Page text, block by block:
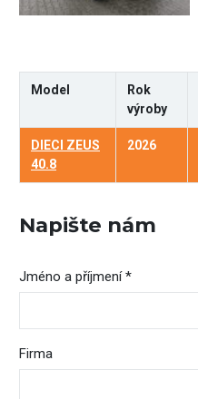
Model
Rok
výroby
DIECI ZEUS
40.8
2026
Napište nám
Jméno a příjmení *
Firma